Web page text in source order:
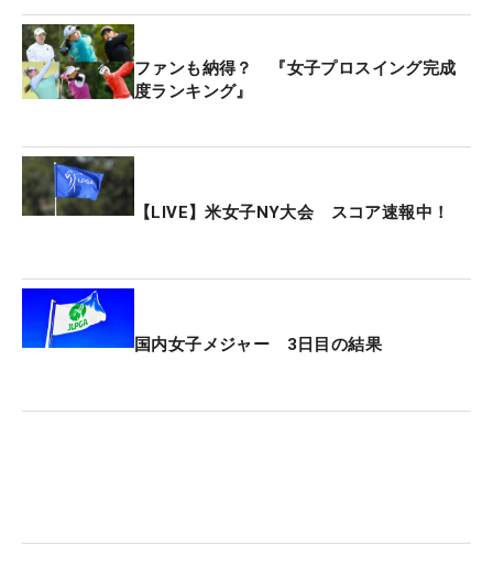
ファンも納得？ 『女子プロスイング完成
度ランキング』
【LIVE】米女子NY大会 スコア速報中！
国内女子メジャー 3日目の結果